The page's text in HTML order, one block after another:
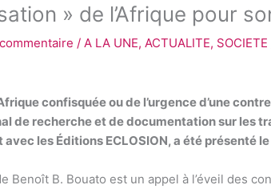
» de l’Afrique pour
/ A LA UNE, ACTUALITE, SOCIETE
confisquée ou de l’urgence d’une
de recherche et de documentation sur les
les Éditions ECLOSION, a été présenté
Benoît B. Bouato est un appel à l’éveil des